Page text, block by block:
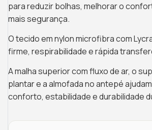
para reduzir bolhas, melhorar o
mais segurança.
O tecido em nylon microfibra com
firme, respirabilidade e rápida
A malha superior com fluxo de ar, o
plantar e a almofada no antepé
conforto, estabilidade e durabilidade